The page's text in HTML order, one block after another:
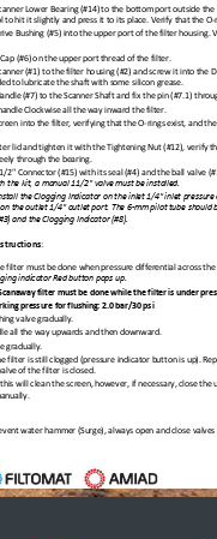
United States
English
Australia
English
Spain & LATAM
Spanish
Russia
Russian
French